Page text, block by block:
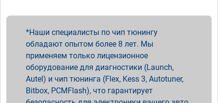
Наши специалисты по чип тюнингу
обладают опытом более 8 лет. Мы
применяем только лицензионное
оборудование для диагностики (Launch,
Autel) и чип тюнинга (Flex, Kess 3, Autotuner,
Bitbox, PCMFlash), что гарантирует